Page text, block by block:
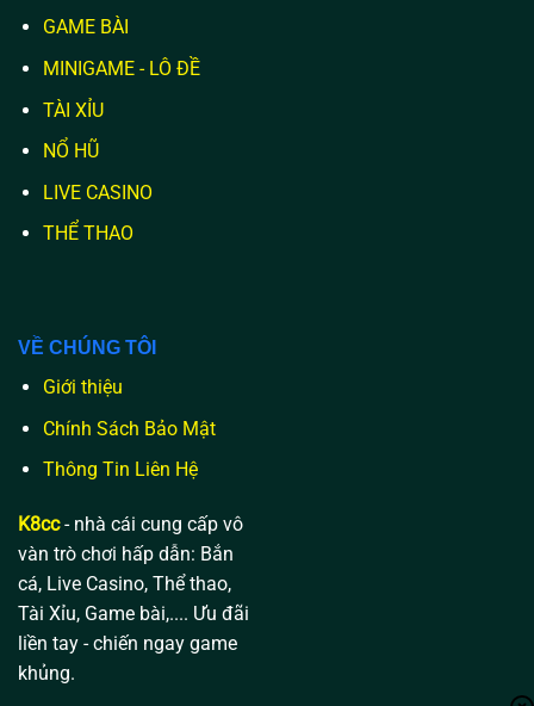
GAME BÀI
MINIGAME - LÔ ĐỀ
TÀI XỈU
NỔ HŨ
LIVE CASINO
THỂ THAO
VỀ CHÚNG TÔI
Giới thiệu
Chính Sách Bảo Mật
Thông Tin Liên Hệ
K8cc- nhà cái cung cấp vô
vàn trò chơi hấp dẫn: Bắn
cá, Live Casino, Thể thao,
Tài Xỉu, Game bài,.... Ưu đãi
liền tay - chiến ngay game
khủng.